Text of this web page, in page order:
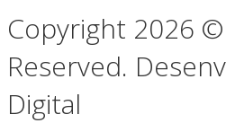
Copyright 2026
Reserved.
Digital